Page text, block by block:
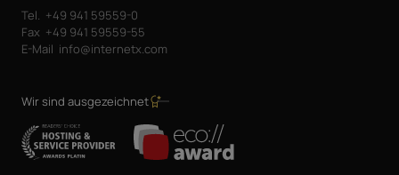
Tel. +49 941 59559-0
Fax +49 941 59559-55
E-Mail info@internetx.com
Wir sind ausgezeichnet